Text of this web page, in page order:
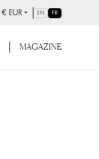
€ EUR EN FR
MAGAZINE